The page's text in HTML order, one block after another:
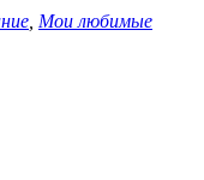
Мои любимые